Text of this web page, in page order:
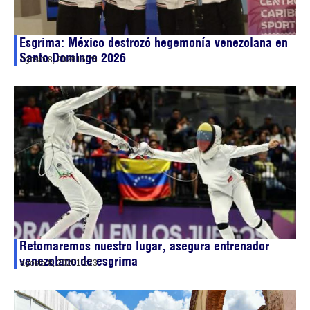
Esgrima: México destrozó hegemonía venezolana en
Santo Domingo 2026
agosto 8, 202616:25
Retomaremos nuestro lugar, asegura entrenador
venezolano de esgrima
agosto 8, 202616:23